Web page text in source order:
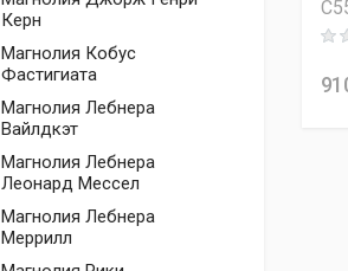
Керн
Магнолия Кобус
Фастигиата
Магнолия Лебнера
Вайлдкэт
Магнолия Лебнера
Леонард Мессел
Магнолия Лебнера
Меррилл